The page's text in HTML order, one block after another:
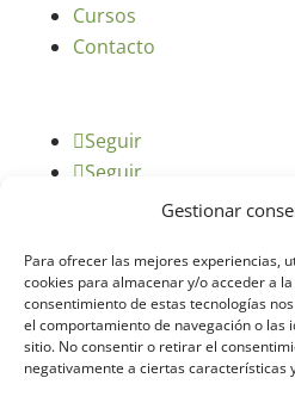
Gestionar
Para ofrecer las mejores experiencias,
cookies para almacenar y/o acceder a
consentimiento de estas tecnologías
el comportamiento de navegación o las
sitio. No consentir o retirar el
negativamente a ciertas características
Cursos
Contacto
Seguir
Seguir